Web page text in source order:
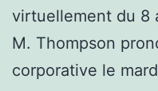
virtuellement du 8
M. Thompson
corporative le